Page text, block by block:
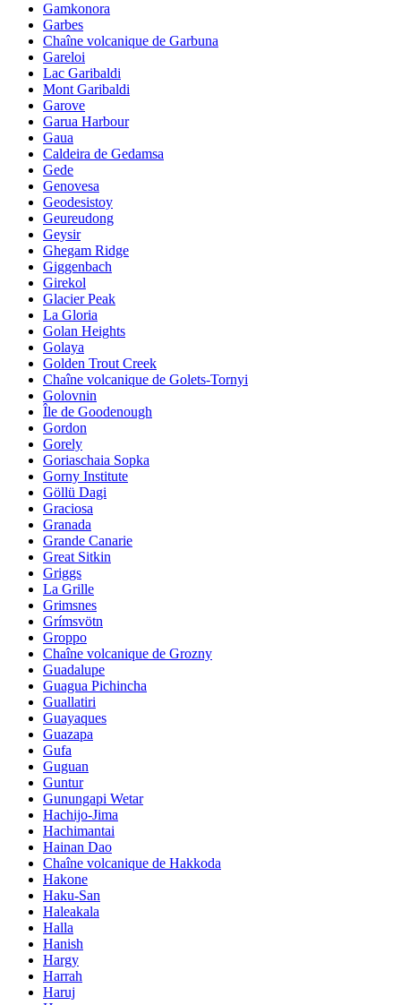
Gamkonora
Garbes
Chaîne volcanique de Garbuna
Gareloi
Lac Garibaldi
Mont Garibaldi
Garove
Garua Harbour
Gaua
Caldeira de Gedamsa
Gede
Genovesa
Geodesistoy
Geureudong
Geysir
Ghegam Ridge
Giggenbach
Girekol
Glacier Peak
La Gloria
Golan Heights
Golaya
Golden Trout Creek
Chaîne volcanique de Golets-Tornyi
Golovnin
Île de Goodenough
Gordon
Gorely
Goriaschaia Sopka
Gorny Institute
Göllü Dagi
Graciosa
Granada
Grande Canarie
Great Sitkin
Griggs
La Grille
Grimsnes
Grímsvötn
Groppo
Chaîne volcanique de Grozny
Guadalupe
Guagua Pichincha
Guallatiri
Guayaques
Guazapa
Gufa
Guguan
Guntur
Gunungapi Wetar
Hachijo-Jima
Hachimantai
Hainan Dao
Chaîne volcanique de Hakkoda
Hakone
Haku-San
Haleakala
Halla
Hanish
Hargy
Harrah
Haruj